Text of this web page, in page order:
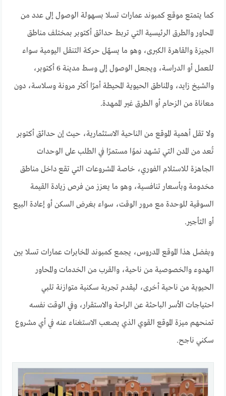
كما يتمتع موقع كمبوند عمارات تسلا بسهولة الوصول إلى عدد من
المحاور والطرق الرئيسية التي تربط حدائق أكتوبر بمختلف مناطق
الجيزة والقاهرة الكبرى، وهو ما يسهّل حركة التنقل اليومية سواء
للعمل أو الدراسة، ويجعل الوصول إلى وسط مدينة 6 أكتوبر،
والشيخ زايد، والمناطق الحيوية المحيطة أمرًا أكثر مرونة وسلاسة، دون
معاناة من الزحام أو الطرق غير الممهدة.
ولا تقل أهمية الموقع من الناحية الاستثمارية، حيث إن حدائق أكتوبر
تُعد من المدن التي تشهد نموًا مستمرًا في الطلب على الوحدات
الجاهزة للاستلام الفوري، خاصة المشروعات التي تقع داخل مناطق
مخدومة وبأسعار تنافسية، وهو ما يعزز من فرص زيادة القيمة
السوقية للوحدة مع مرور الوقت، سواء بغرض السكن أو إعادة البيع
أو التأجير.
وبفضل هذا الموقع المدروس، يجمع كمبوند المخابرات عمارات تسلا بين
الهدوء والخصوصية من ناحية، والقرب من الخدمات والمحاور
الحيوية من ناحية أخرى، ليقدم تجربة سكنية متوازنة تلبي
احتياجات الأسر الباحثة عن الراحة والاستقرار، وفي الوقت نفسه
تمنحهم ميزة الموقع القوي الذي يصعب الاستغناء عنه في أي مشروع
سكني ناجح.